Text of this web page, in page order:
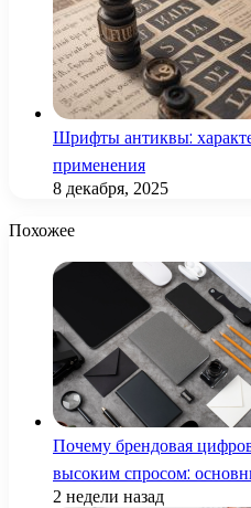
Шрифты антиквы:
применения
8 декабря, 2025
Похожее
Почему брендовая
высоким спросом:
2 недели назад